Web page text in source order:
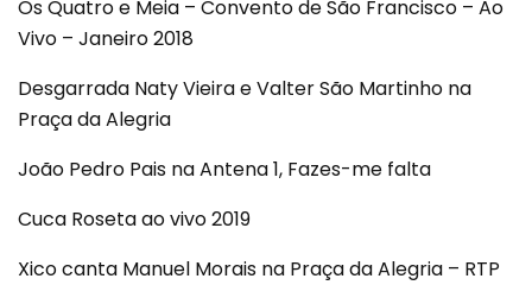
Os Quatro e Meia – Convento de São Francisco – Ao
Vivo – Janeiro 2018
Desgarrada Naty Vieira e Valter São Martinho na
Praça da Alegria
João Pedro Pais na Antena 1, Fazes-me falta
Cuca Roseta ao vivo 2019
Xico canta Manuel Morais na Praça da Alegria – RTP